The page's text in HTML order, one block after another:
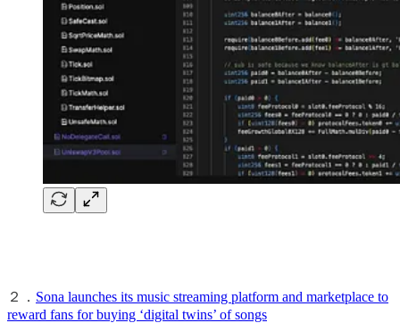
２． Sona launches its music streaming platform and marketplace to
reward fans for buying ‘digital twins’ of songs